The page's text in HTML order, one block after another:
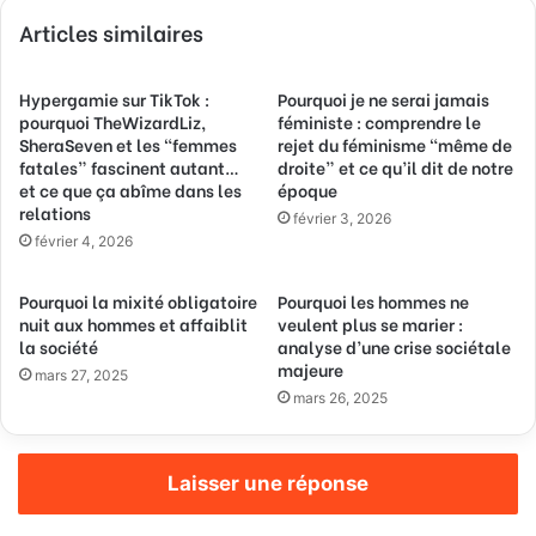
o
e
a
d
r
s
E
m
a
i
Articles similaires
Hypergamie sur TikTok :
pourquoi TheWizardLiz,
SheraSeven et les “femmes
fatales” fascinent autant…
et ce que ça abîme dans les
relations
février 4, 2026
Pourquoi je ne serai jamais
féministe : comprendre le
rejet du féminisme “même de
droite” et ce qu’il dit de notre
époque
février 3, 2026
Pourquoi la mixité obligatoire
nuit aux hommes et affaiblit
la société
mars 27, 2025
Pourquoi les hommes ne
veulent plus se marier :
analyse d’une crise sociétale
majeure
mars 26, 2025
Laisser une réponse